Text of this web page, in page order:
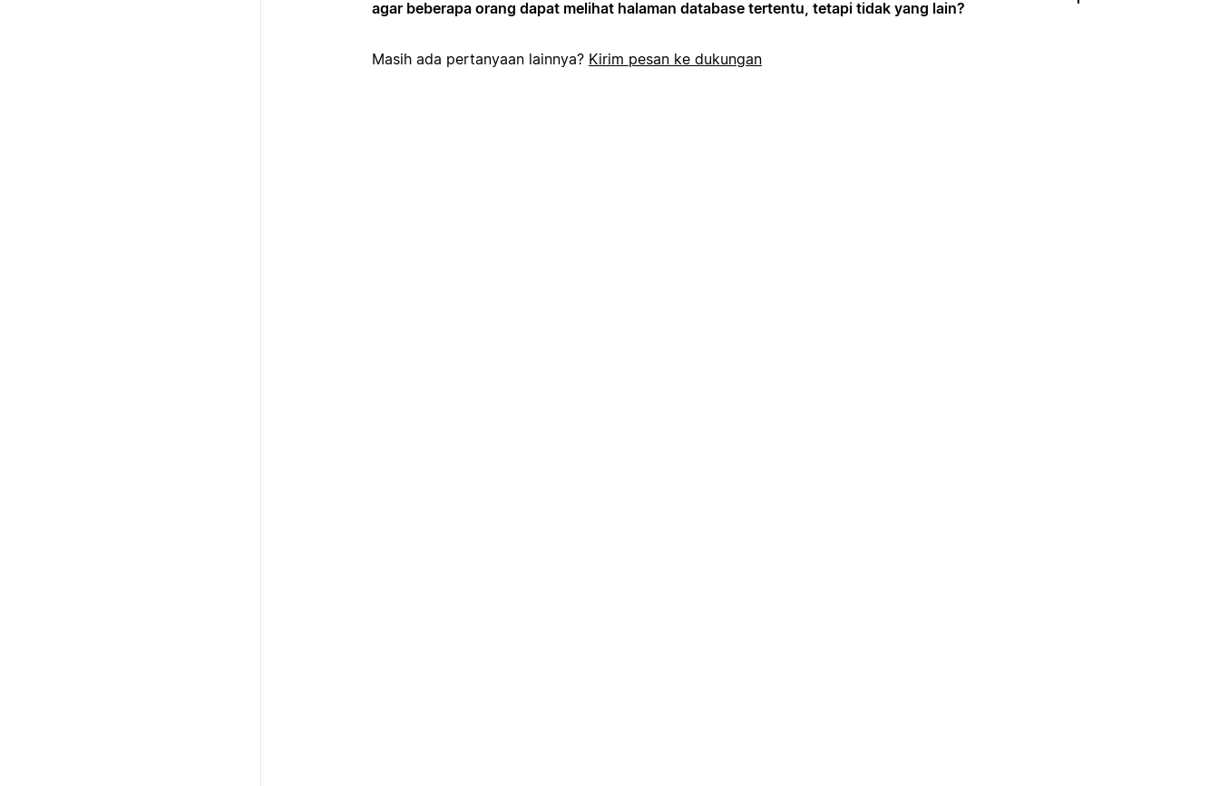
agar beberapa orang dapat melihat halaman database tertentu, tetapi tidak yang lain?
Masih ada pertanyaan lainnya? Kirim pesan ke dukungan